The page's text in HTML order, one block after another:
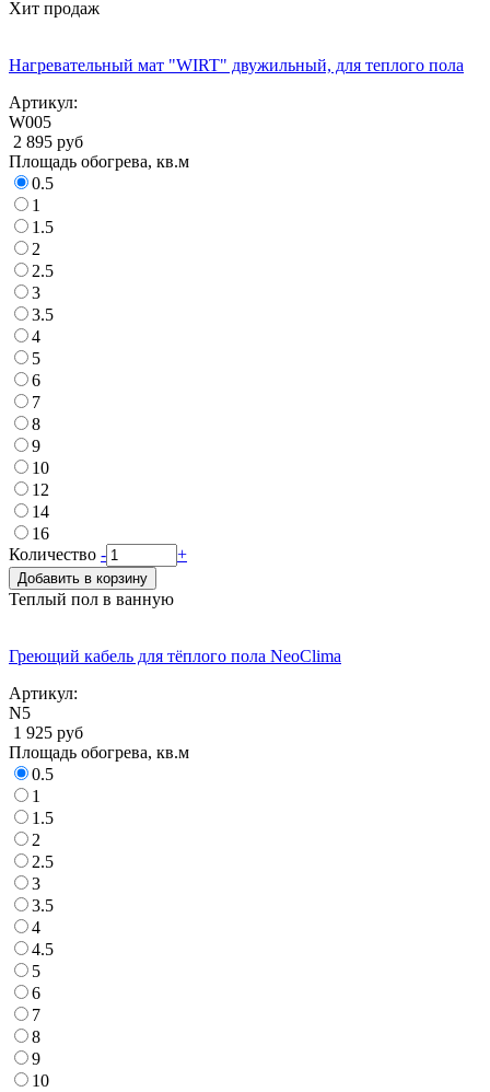
Хит продаж
Нагревательный мат "WIRT" двужильный, для теплого пола
Артикул:
W005
2 895 руб
Площадь обогрева, кв.м
0.5
1
1.5
2
2.5
3
3.5
4
5
6
7
8
9
10
12
14
16
Количество - +
Добавить в корзину
Теплый пол в ванную
Греющий кабель для тёплого пола NeoClima
Артикул:
N5
1 925 руб
Площадь обогрева, кв.м
0.5
1
1.5
2
2.5
3
3.5
4
4.5
5
6
7
8
9
10